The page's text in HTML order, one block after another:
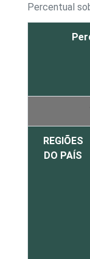
Percentual
REGIÕES
DO PAÍS